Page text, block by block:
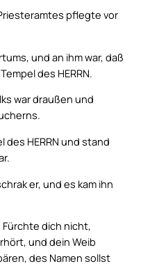
pflegte vor
und an ihm war, daß
des HERRN.
war draußen und
des HERRN und stand
er, und es kam ihn
Fürchte dich nicht,
und dein Weib
des Namen sollst